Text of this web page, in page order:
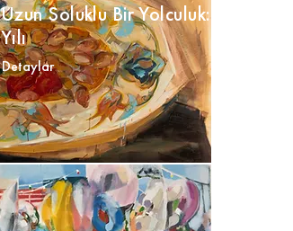
Uzun Soluklu Bir Yolculuk: EVİN'in 30
Yılı
Detaylar